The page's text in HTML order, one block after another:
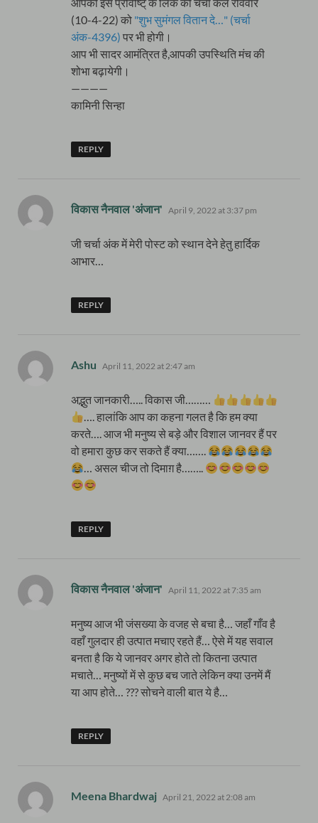
(10-4-22) को "शुभ सुमंगल वितान दे…" (चर्चा
अंक-4396) पर भी होगी।
आप भी सादर आमंत्रित है,आपकी उपस्थिति मंच की
शोभा बढ़ायेगी।
————
कामिनी सिन्हा
REPLY
विकास नैनवाल 'अंजान' says:
April 9, 2022 at 3:37 pm
जी चर्चा अंक में मेरी पोस्ट को स्थान देने हेतु हार्दिक
आभार…
REPLY
Ashu says:
April 11, 2022 at 2:47 am
अद्भुत जानकारी….. विकास जी………
…. हालांकि आप का कहना गलत है कि हम क्या
करते…. आज भी मनुष्य से बड़े और विशाल जानवर हैं पर
वो हमारा कुछ कर सकते हैं क्या…….
… असल चीज तो दिमाग़ है……..
REPLY
विकास नैनवाल 'अंजान' says:
April 11, 2022 at 7:35 am
मनुष्य आज भी जंसख्या के वजह से बचा है… जहाँ गाँव है
वहाँ गुलदार ही उत्पात मचाए रहते हैं… ऐसे में यह सवाल
बनता है कि ये जानवर अगर होते तो कितना उत्पात
मचाते… मनुष्यों में से कुछ बच जाते लेकिन क्या उनमें मैं
या आप होते… ??? सोचने वाली बात ये है…
REPLY
Meena Bhardwaj says:
April 21, 2022 at 2:08 am